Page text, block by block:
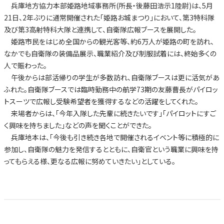
兵庫地方協力本部姫路地域事務所(所長・後藤田浩示1陸尉)は、5月
21日、2年ぶりに通常開催された「姫路お城まつり」において、第3特科隊
及び第3高射特科大隊と連携して、自衛隊広報ブースを展開した。
姫路市民をはじめ全国からの観光客等、約6万人が姫路の町を訪れ、
なかでも自衛隊の装備品展示、職業紹介及び制服試着には、終始多くの
人で賑わった。
午後からは部活帰りの学生が多数訪れ、自衛隊ブースは更に活気があ
ふれた。自衛隊ブースでは臨時勤務中の航学73期の友藤曹長がパイロッ
トスーツで広報し受験希望者を獲得するなどの活躍をしてくれた。
来場者からは、「今年入隊した先輩に続きたいです」「パイロットにすご
く興味を持ちました」などの声を聞くことができた。
兵庫地本は、「今後も引き続き各地で開催されるイベント等に積極的に
参加し、自衛隊の魅力を発信するとともに、自衛官という職業に興味を持
ってもらえる様、更なる広報に努めていきたい」としている。